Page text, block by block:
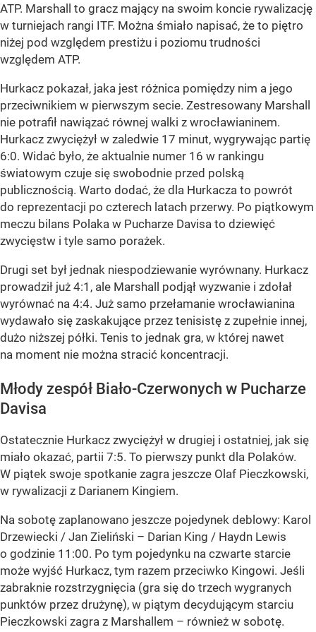
ATP. Marshall to gracz mający na swoim koncie rywalizację
w turniejach rangi ITF. Można śmiało napisać, że to piętro
niżej pod względem prestiżu i poziomu trudności
względem ATP.
Hurkacz pokazał, jaka jest różnica pomiędzy nim a jego
przeciwnikiem w pierwszym secie. Zestresowany Marshall
nie potrafił nawiązać równej walki z wrocławianinem.
Hurkacz zwyciężył w zaledwie 17 minut, wygrywając partię
6:0. Widać było, że aktualnie numer 16 w rankingu
światowym czuje się swobodnie przed polską
publicznością. Warto dodać, że dla Hurkacza to powrót
do reprezentacji po czterech latach przerwy. Po piątkowym
meczu bilans Polaka w Pucharze Davisa to dziewięć
zwycięstw i tyle samo porażek.
Drugi set był jednak niespodziewanie wyrównany. Hurkacz
prowadził już 4:1, ale Marshall podjął wyzwanie i zdołał
wyrównać na 4:4. Już samo przełamanie wrocławianina
wydawało się zaskakujące przez tenisistę z zupełnie innej,
dużo niższej półki. Tenis to jednak gra, w której nawet
na moment nie można stracić koncentracji.
Młody zespół Biało-Czerwonych w Pucharze
Davisa
Ostatecznie Hurkacz zwyciężył w drugiej i ostatniej, jak się
miało okazać, partii 7:5. To pierwszy punkt dla Polaków.
W piątek swoje spotkanie zagra jeszcze Olaf Pieczkowski,
w rywalizacji z Darianem Kingiem.
Na sobotę zaplanowano jeszcze pojedynek deblowy: Karol
Drzewiecki / Jan Zieliński – Darian King / Haydn Lewis
o godzinie 11:00. Po tym pojedynku na czwarte starcie
może wyjść Hurkacz, tym razem przeciwko Kingowi. Jeśli
zabraknie rozstrzygnięcia (gra się do trzech wygranych
punktów przez drużynę), w piątym decydującym starciu
Pieczkowski zagra z Marshallem – również w sobotę.